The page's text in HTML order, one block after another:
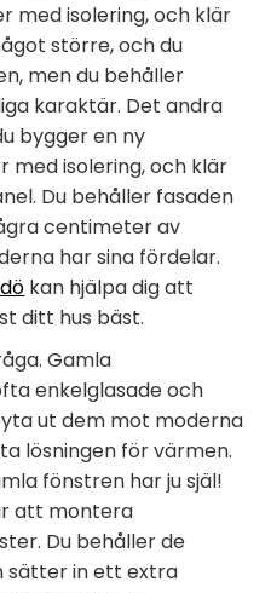
med isolering, och klär
större, och du
men du behåller
karaktär. Det andra
bygger en ny
med isolering, och klär
Du behåller fasaden
centimeter av
har sina fördelar.
kan hjälpa dig att
ditt hus bäst.
Gamla
enkelglasade och
ut dem mot moderna
lösningen för värmen.
fönstren har ju själ!
att montera
Du behåller de
sätter in ett extra